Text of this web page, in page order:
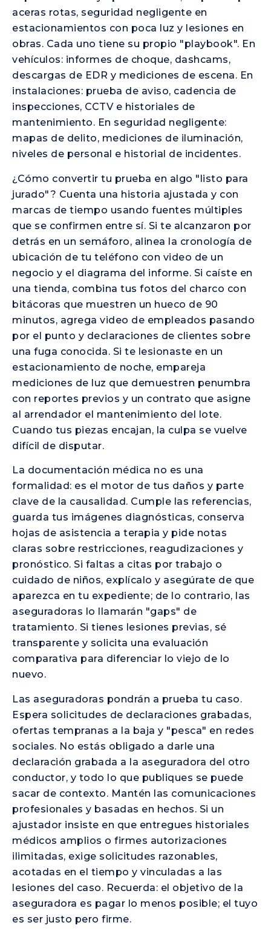
aceras rotas, seguridad negligente en
estacionamientos con poca luz y lesiones en
obras. Cada uno tiene su propio "playbook". En
vehículos: informes de choque, dashcams,
descargas de EDR y mediciones de escena. En
instalaciones: prueba de aviso, cadencia de
inspecciones, CCTV e historiales de
mantenimiento. En seguridad negligente:
mapas de delito, mediciones de iluminación,
niveles de personal e historial de incidentes.
¿Cómo convertir tu prueba en algo "listo para
jurado"? Cuenta una historia ajustada y con
marcas de tiempo usando fuentes múltiples
que se confirmen entre sí. Si te alcanzaron por
detrás en un semáforo, alinea la cronología de
ubicación de tu teléfono con video de un
negocio y el diagrama del informe. Si caíste en
una tienda, combina tus fotos del charco con
bitácoras que muestren un hueco de 90
minutos, agrega video de empleados pasando
por el punto y declaraciones de clientes sobre
una fuga conocida. Si te lesionaste en un
estacionamiento de noche, empareja
mediciones de luz que demuestren penumbra
con reportes previos y un contrato que asigne
al arrendador el mantenimiento del lote.
Cuando tus piezas encajan, la culpa se vuelve
difícil de disputar.
La documentación médica no es una
formalidad: es el motor de tus daños y parte
clave de la causalidad. Cumple las referencias,
guarda tus imágenes diagnósticas, conserva
hojas de asistencia a terapia y pide notas
claras sobre restricciones, reagudizaciones y
pronóstico. Si faltas a citas por trabajo o
cuidado de niños, explícalo y asegúrate de que
aparezca en tu expediente; de lo contrario, las
aseguradoras lo llamarán "gaps" de
tratamiento. Si tienes lesiones previas, sé
transparente y solicita una evaluación
comparativa para diferenciar lo viejo de lo
nuevo.
Las aseguradoras pondrán a prueba tu caso.
Espera solicitudes de declaraciones grabadas,
ofertas tempranas a la baja y "pesca" en redes
sociales. No estás obligado a darle una
declaración grabada a la aseguradora del otro
conductor, y todo lo que publiques se puede
sacar de contexto. Mantén las comunicaciones
profesionales y basadas en hechos. Si un
ajustador insiste en que entregues historiales
médicos amplios o firmes autorizaciones
ilimitadas, exige solicitudes razonables,
acotadas en el tiempo y vinculadas a las
lesiones del caso. Recuerda: el objetivo de la
aseguradora es pagar lo menos posible; el tuyo
es ser justo pero firme.